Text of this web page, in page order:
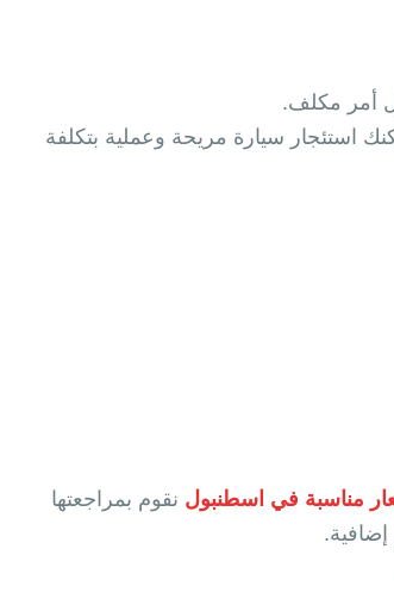
أمر مكلف.
استئجار سيارة مريحة وعملية بتكلفة
مناسبة في اسطنبول نقوم بمراجعتها